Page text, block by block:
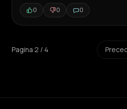
0 0 0
Pagina 2 / 4